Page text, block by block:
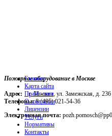
Пожарное оборудование в Москве
Адрес: г. Москва, ул. Замежская, д. 236
Телефоны:8 (495) 021-54-36
Электронная почта:
Главная
Карта сайта
Прайс-лист
О компании
Лицензии
Услуги
Нормативы
Контакты